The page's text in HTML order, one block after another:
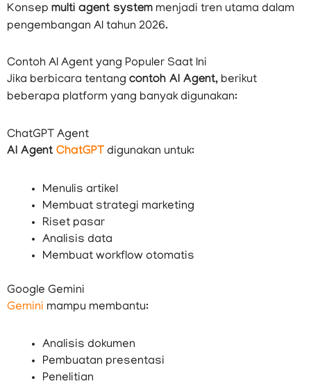
Konsep multi agent system menjadi tren utama dalam
pengembangan AI tahun 2026.
Contoh AI Agent yang Populer Saat Ini
Jika berbicara tentang contoh AI Agent, berikut
beberapa platform yang banyak digunakan:
ChatGPT Agent
AI Agent ChatGPT digunakan untuk:
Menulis artikel
Membuat strategi marketing
Riset pasar
Analisis data
Membuat workflow otomatis
Google Gemini
Gemini mampu membantu:
Analisis dokumen
Pembuatan presentasi
Penelitian